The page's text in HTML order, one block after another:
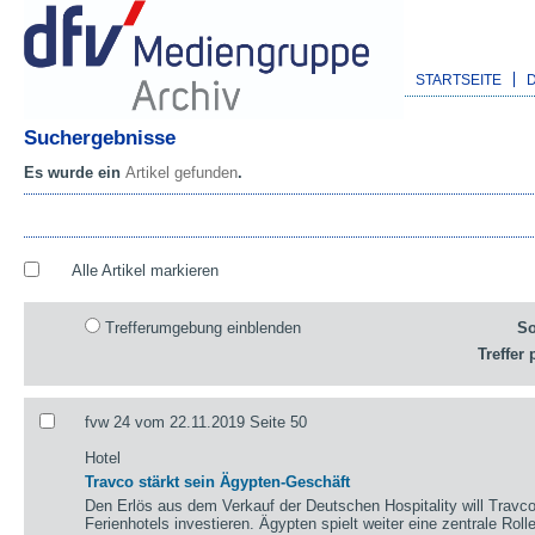
STARTSEITE
Suchergebnisse
Es wurde ein Artikel gefunden.
Alle Artikel markieren
Trefferumgebung einblenden
Treffer
fvw 24 vom 22.11.2019 Seite 50
Hotel
Travco stärkt sein Ägypten-Geschäft
Den Erlös aus dem Verkauf der Deutschen Hospitality will
Ferienhotels investieren. Ägypten spielt weiter eine zentrale